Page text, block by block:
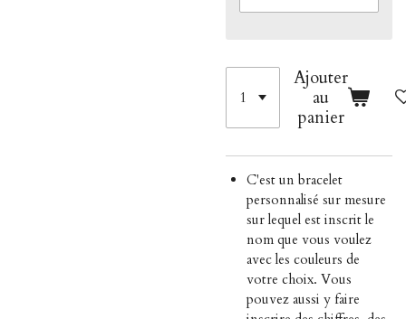
Ajouter
au
panier
C'est un bracelet
personnalisé sur mesure
sur lequel est inscrit le
nom que vous voulez
avec les couleurs de
votre choix. Vous
pouvez aussi y faire